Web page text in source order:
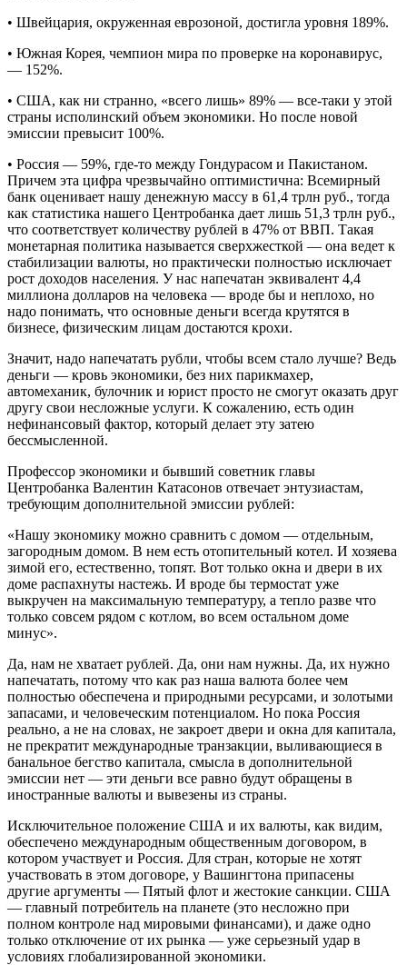
• Швейцария, окруженная еврозоной, достигла уровня 189%.
• Южная Корея, чемпион мира по проверке на коронавирус,
— 152%.
• США, как ни странно, «всего лишь» 89% — все-таки у этой
страны исполинский объем экономики. Но после новой
эмиссии превысит 100%.
• Россия — 59%, где-то между Гондурасом и Пакистаном.
Причем эта цифра чрезвычайно оптимистична: Всемирный
банк оценивает нашу денежную массу в 61,4 трлн руб., тогда
как статистика нашего Центробанка дает лишь 51,3 трлн руб.,
что соответствует количеству рублей в 47% от ВВП. Такая
монетарная политика называется сверхжесткой — она ведет к
стабилизации валюты, но практически полностью исключает
рост доходов населения. У нас напечатан эквивалент 4,4
миллиона долларов на человека — вроде бы и неплохо, но
надо понимать, что основные деньги всегда крутятся в
бизнесе, физическим лицам достаются крохи.
Значит, надо напечатать рубли, чтобы всем стало лучше? Ведь
деньги — кровь экономики, без них парикмахер,
автомеханик, булочник и юрист просто не смогут оказать друг
другу свои несложные услуги. К сожалению, есть один
нефинансовый фактор, который делает эту затею
бессмысленной.
Профессор экономики и бывший советник главы
Центробанка Валентин Катасонов отвечает энтузиастам,
требующим дополнительной эмиссии рублей:
«Нашу экономику можно сравнить с домом — отдельным,
загородным домом. В нем есть отопительный котел. И хозяева
зимой его, естественно, топят. Вот только окна и двери в их
доме распахнуты настежь. И вроде бы термостат уже
выкручен на максимальную температуру, а тепло разве что
только совсем рядом с котлом, во всем остальном доме
минус».
Да, нам не хватает рублей. Да, они нам нужны. Да, их нужно
напечатать, потому что как раз наша валюта более чем
полностью обеспечена и природными ресурсами, и золотыми
запасами, и человеческим потенциалом. Но пока Россия
реально, а не на словах, не закроет двери и окна для капитала,
не прекратит международные транзакции, выливающиеся в
банальное бегство капитала, смысла в дополнительной
эмиссии нет — эти деньги все равно будут обращены в
иностранные валюты и вывезены из страны.
Исключительное положение США и их валюты, как видим,
обеспечено международным общественным договором, в
котором участвует и Россия. Для стран, которые не хотят
участвовать в этом договоре, у Вашингтона припасены
другие аргументы — Пятый флот и жестокие санкции. США
— главный потребитель на планете (это несложно при
полном контроле над мировыми финансами), и даже одно
только отключение от их рынка — уже серьезный удар в
условиях глобализированной экономики.